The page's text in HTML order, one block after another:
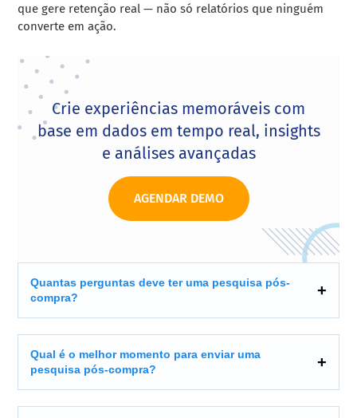
que gere retenção real — não só relatórios que ninguém
converte em ação.
Crie experiências memoráveis com
base em dados em tempo real, insights
e análises avançadas
AGENDAR DEMO
Quantas perguntas deve ter uma pesquisa pós-
compra?
Qual é o melhor momento para enviar uma
pesquisa pós-compra?